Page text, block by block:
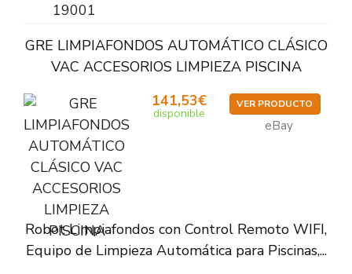
GRE LIMPIAFONDOS AUTOMÁTICO CLÁSICO
VAC ACCESORIOS LIMPIEZA PISCINA
141,53€
disponible
VER PRODUCTO
eBay
Robot Limpiafondos con Control Remoto WIFI,
Equipo de Limpieza Automática para Piscinas,...